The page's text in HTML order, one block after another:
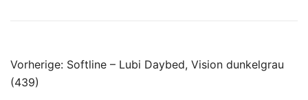
Beitragsnavigation
Vorherige: Softline – Lubi Daybed, Vision dunkelgrau
(439)